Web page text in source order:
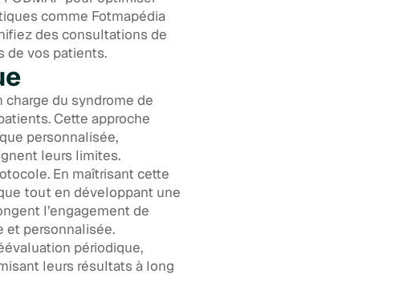
comme Fotmapédia
des consultations de
de vos patients.
charge du syndrome de
Cette approche
personnalisée,
leurs limites.
En maîtrisant cette
tout en développant une
l’engagement de
et personnalisée.
périodique,
leurs résultats à long